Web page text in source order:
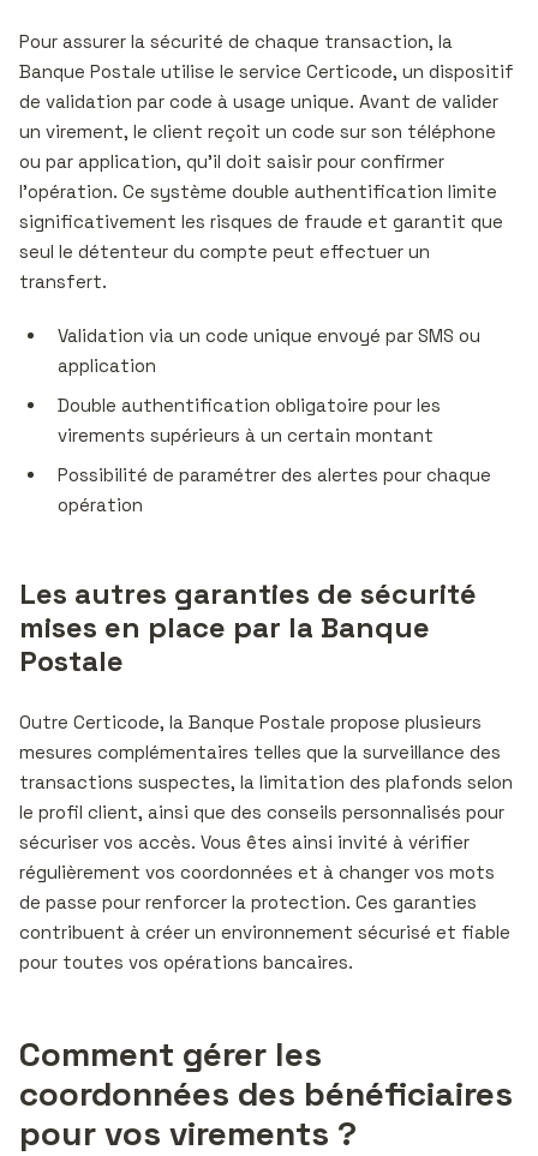
Pour assurer la sécurité de chaque transaction, la
Banque Postale utilise le service Certicode, un dispositif
de validation par code à usage unique. Avant de valider
un virement, le client reçoit un code sur son téléphone
ou par application, qu’il doit saisir pour confirmer
l’opération. Ce système double authentification limite
significativement les risques de fraude et garantit que
seul le détenteur du compte peut effectuer un
transfert.
Validation via un code unique envoyé par SMS ou
application
Double authentification obligatoire pour les
virements supérieurs à un certain montant
Possibilité de paramétrer des alertes pour chaque
opération
Les autres garanties de sécurité
mises en place par la Banque
Postale
Outre Certicode, la Banque Postale propose plusieurs
mesures complémentaires telles que la surveillance des
transactions suspectes, la limitation des plafonds selon
le profil client, ainsi que des conseils personnalisés pour
sécuriser vos accès. Vous êtes ainsi invité à vérifier
régulièrement vos coordonnées et à changer vos mots
de passe pour renforcer la protection. Ces garanties
contribuent à créer un environnement sécurisé et fiable
pour toutes vos opérations bancaires.
Comment gérer les
coordonnées des bénéficiaires
pour vos virements ?